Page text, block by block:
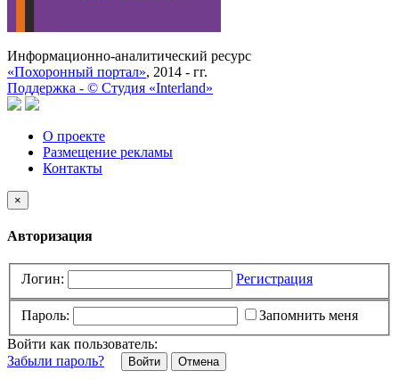
Информационно-аналитический ресурс
«Похоронный портал», 2014 - гг.
Поддержка - © Cтудия «Interland»
О проекте
Размещение рекламы
Контакты
×
Авторизация
Логин: Регистрация
Пароль:
Запомнить меня
Войти как пользователь:
Забыли пароль?
Отмена